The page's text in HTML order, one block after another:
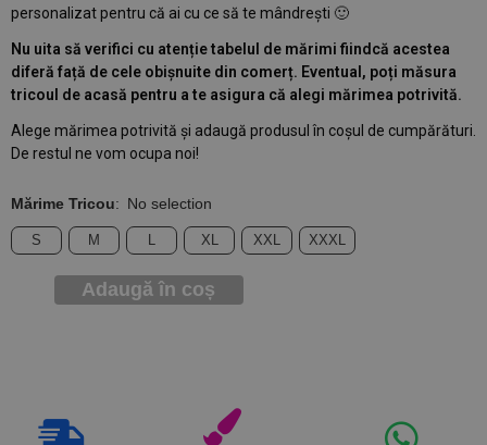
personalizat pentru că ai cu ce să te mândrești 🙂
Nu uita să verifici cu atenție tabelul de mărimi fiindcă acestea
diferă față de cele obișnuite din comerț. Eventual, poți măsura
tricoul de acasă pentru a te asigura că alegi mărimea potrivită.
Alege mărimea potrivită și adaugă produsul în coșul de cumpărături.
De restul ne vom ocupa noi!
Mărime Tricou: No selection
S M L XL XXL XXXL
Adaugă în coș